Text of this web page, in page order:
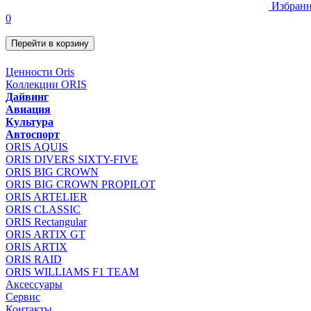
0
Перейти в корзину
Ценности Oris
Коллекции ORIS
Дайвинг
Авиация
Культура
Автоспорт
ORIS AQUIS
ORIS DIVERS SIXTY-FIVE
ORIS BIG CROWN
ORIS BIG CROWN PROPILOT
ORIS ARTELIER
ORIS CLASSIC
ORIS Rectangular
ORIS ARTIX GT
ORIS ARTIX
ORIS RAID
ORIS WILLIAMS F1 TEAM
Аксессуары
Сервис